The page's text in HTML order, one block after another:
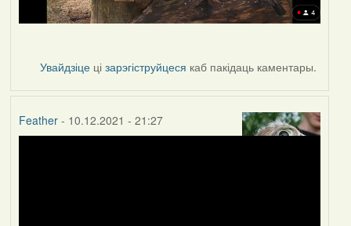
Увайдзіце цізарэгіструйцеся каб пакідаць каментары.
Feather- 10.12.2021 - 21:27